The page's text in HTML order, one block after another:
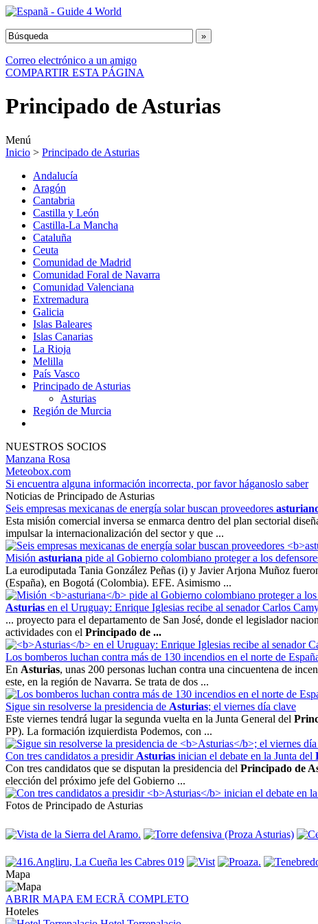
Correo electrónico a un amigo
COMPARTIR ESTA PÁGINA
Principado de Asturias
Menú
Inicio > Principado de Asturias
Andalucía
Aragón
Cantabria
Castilla y León
Castilla-La Mancha
Cataluña
Ceuta
Comunidad de Madrid
Comunidad Foral de Navarra
Comunidad Valenciana
Extremadura
Galicia
Islas Baleares
Islas Canarias
La Rioja
Melilla
País Vasco
Principado de Asturias
Asturias
Región de Murcia
NUESTROS SOCIOS
Manzana Rosa
Meteobox.com
Si encuentra alguna información incorrecta, por favor háganoslo saber
Noticias de Principado de Asturias
Seis empresas mexicanas de energía solar buscan proveedores
Esta misión comercial inversa se enmarca dentro del plan sectorial
impulsar la internacionalización del sector y que ...
Misión asturiana pide al Gobierno colombiano proteger a los
La eurodiputada Tania González Peñas (i) y Javier Arjona Muñoz
(España), en Bogotá (Colombia). EFE. Asimismo ...
Asturias en el Uruguay: Enrique Iglesias recibe al senador Carlos
... proyecto para el departamento de San José, donde el legislador
actividades con el Principado de ...
Los bomberos luchan contra más de 130 incendios en el norte de
En Asturias, unas 200 personas luchan contra una cincuentena de
este, en la región de Navarra. Se trata de dos ...
Sigue sin resolverse la presidencia de Asturias; el viernes día clave
Este viernes tendrá lugar la segunda vuelta en la Junta General del
PP). La formación izquierdista Podemos, con ...
Con tres candidatos a presidir Asturias inician el debate en la Junta del
Con tres candidatos que se disputan la presidencia del Principado de
elección del próximo jefe del Gobierno ...
Fotos de Principado de Asturias
Mapa
ABRIR MAPA EM ECRÃ COMPLETO
Hoteles